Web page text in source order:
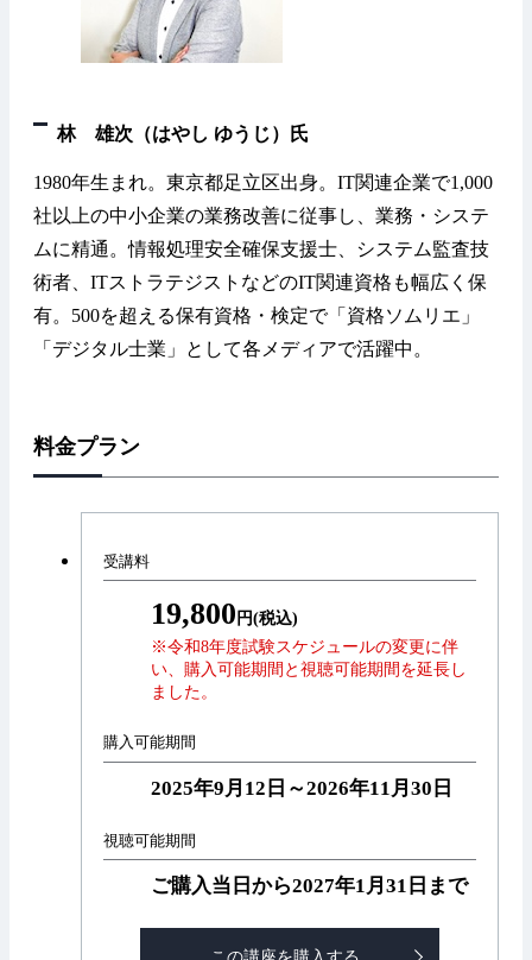
林 雄次（はやし ゆうじ）氏
1980年生まれ。東京都足立区出身。IT関連企業で1,000
社以上の中小企業の業務改善に従事し、業務・システ
ムに精通。情報処理安全確保支援士、システム監査技
術者、ITストラテジストなどのIT関連資格も幅広く保
有。500を超える保有資格・検定で「資格ソムリエ」
「デジタル士業」として各メディアで活躍中。
料金プラン
受講料
19,800 円(税込)
※令和8年度試験スケジュールの変更に伴
い、購入可能期間と視聴可能期間を延長し
ました。
購入可能期間
2025年9月12日～2026年11月30日
視聴可能期間
ご購入当日から2027年1月31日まで